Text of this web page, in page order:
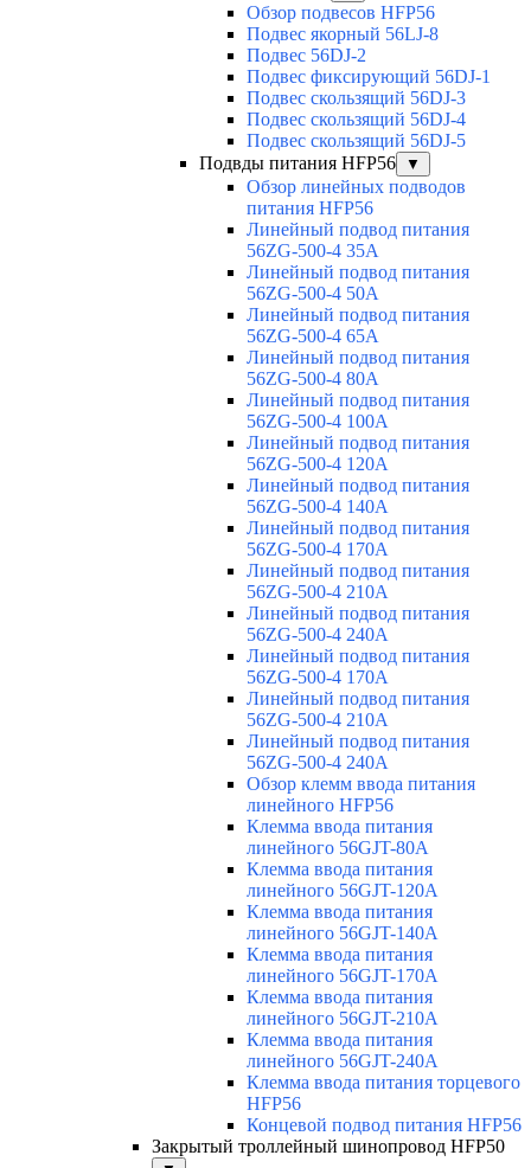
Обзор подвесов HFP56
Подвес якорный 56LJ-8
Подвес 56DJ-2
Подвес фиксирующий 56DJ-1
Подвес скользящий 56DJ-3
Подвес скользящий 56DJ-4
Подвес скользящий 56DJ-5
Подвды питания HFP56
▼
Обзор линейных подводов
питания HFP56
Линейный подвод питания
56ZG-500-4 35A
Линейный подвод питания
56ZG-500-4 50A
Линейный подвод питания
56ZG-500-4 65A
Линейный подвод питания
56ZG-500-4 80A
Линейный подвод питания
56ZG-500-4 100A
Линейный подвод питания
56ZG-500-4 120A
Линейный подвод питания
56ZG-500-4 140A
Линейный подвод питания
56ZG-500-4 170A
Линейный подвод питания
56ZG-500-4 210A
Линейный подвод питания
56ZG-500-4 240A
Линейный подвод питания
56ZG-500-4 170A
Линейный подвод питания
56ZG-500-4 210A
Линейный подвод питания
56ZG-500-4 240A
Обзор клемм ввода питания
линейного HFP56
Клемма ввода питания
линейного 56GJT-80A
Клемма ввода питания
линейного 56GJT-120A
Клемма ввода питания
линейного 56GJT-140A
Клемма ввода питания
линейного 56GJT-170A
Клемма ввода питания
линейного 56GJT-210A
Клемма ввода питания
линейного 56GJT-240A
Клемма ввода питания торцевого
HFP56
Концевой подвод питания HFP56
Закрытый троллейный шинопровод HFP50